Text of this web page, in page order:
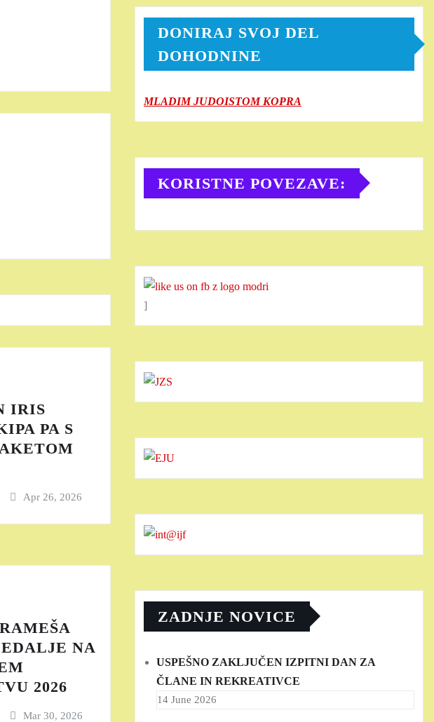
IRIS
PA S
Apr 26, 2026
NA
2026
Mar 30, 2026
DONIRAJ SVOJ DEL
DOHODNINE
MLADIM JUDOISTOM KOPRA
KORISTNE POVEZAVE:
]
ZADNJE NOVICE
USPEŠNO ZAKLJUČEN IZPITNI DAN ZA
ČLANE IN REKREATIVCE
14 June 2026